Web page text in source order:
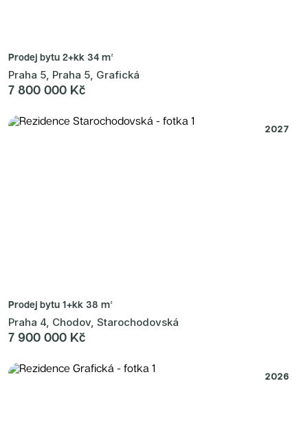
Prodej bytu 2+kk 34 m²
Praha 5, Praha 5, Grafická
7 800 000 Kč
2027
Prodej bytu 1+kk 38 m²
Praha 4, Chodov, Starochodovská
7 900 000 Kč
2026